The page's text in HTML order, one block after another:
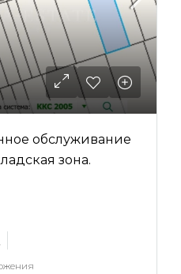
обслуживание
зона.